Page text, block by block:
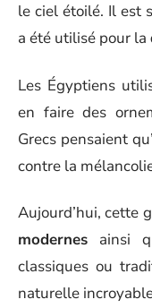
le ciel étoilé. Il est
a été utilisé pour la
Les Égyptiens
en faire des
Grecs pensaient
contre la
Aujourd’hui, cette
modernes ainsi
classiques ou
naturelle